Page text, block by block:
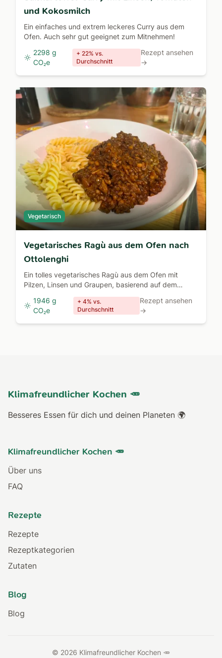
und Kokosmilch
Ein einfaches und extrem leckeres Curry aus dem
Ofen. Auch sehr gut geeignet zum Mitnehmen!
2298 g
CO₂e
+ 22% vs.
Durchschnitt
Rezept ansehen
→
Vegetarisch
Vegetarisches Ragù aus dem Ofen nach
Ottolenghi
Ein tolles vegetarisches Ragù aus dem Ofen mit
Pilzen, Linsen und Graupen, basierend auf dem
Rezept aus Yotam Ottolenghis Buch Flavour.
1946 g
CO₂e
+ 4% vs.
Durchschnitt
Rezept ansehen
→
Klimafreundlicher Kochen 🥕
Besseres Essen für dich und deinen Planeten 🌍
Klimafreundlicher Kochen 🥕
Über uns
FAQ
Rezepte
Rezepte
Rezeptkategorien
Zutaten
Blog
Blog
© 2026 Klimafreundlicher Kochen 🥕